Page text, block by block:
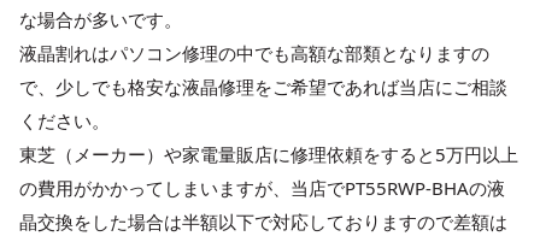
な場合が多いです。
液晶割れはパソコン修理の中でも高額な部類となりますの
で、少しでも格安な液晶修理をご希望であれば当店にご相談
ください。
東芝（メーカー）や家電量販店に修理依頼をすると5万円以上
の費用がかかってしまいますが、当店でPT55RWP-BHAの液
晶交換をした場合は半額以下で対応しておりますので差額は